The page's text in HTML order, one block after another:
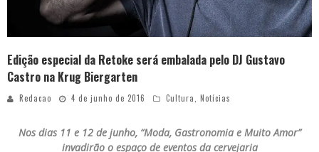
Edição especial da Retoke será embalada pelo DJ Gustavo
Castro na Krug Biergarten
Redacao 4 de junho de 2016 Cultura Notícias
Nos dias 11 e 12 de junho, “Moda, Gastronomia e Muito Amor”
invadirão o espaço de eventos da cervejaria